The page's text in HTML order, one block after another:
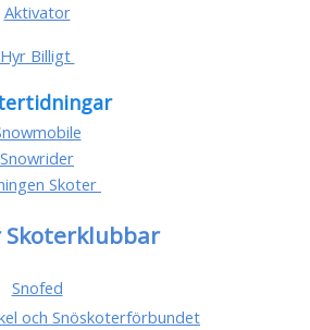
Aktivator
Hyr Billigt
Snowrider
Skoter
Skoterklubbar
Snofed
och Snöskoterförbundet